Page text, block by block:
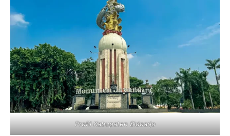
Profil Kabupaten Sidoarjo